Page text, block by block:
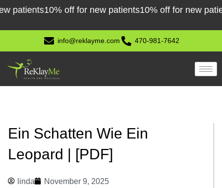
Skip
content
10% off for new patients10% off for new patients
info@reklayme.com 470-981-7642
Ein Schatten Wie Ein
Leopard | [PDF]
linda November 9, 2025